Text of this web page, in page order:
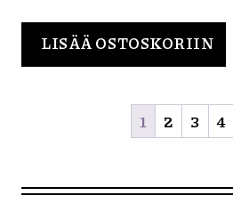
LISÄÄ OSTOSKORIIN
1 2 3 4